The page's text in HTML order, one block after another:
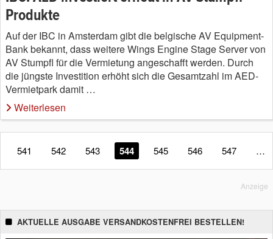
Produkte
Auf der IBC in Amsterdam gibt die belgische AV Equipment-
Bank bekannt, dass weitere Wings Engine Stage Server von
AV Stumpfl für die Vermietung angeschafft werden. Durch
die jüngste Investition erhöht sich die Gesamtzahl im AED-
Vermietpark damit …
Weiterlesen
541 542 543 544 545 546 547 …
Anzeige
AKTUELLE AUSGABE VERSANDKOSTENFREI BESTELLEN!